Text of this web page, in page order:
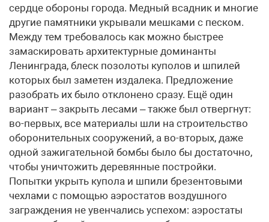
сердце обороны города. Медный всадник и многие
другие памятники укрывали мешками с песком.
Между тем требовалось как можно быстрее
замаскировать архитектурные доминанты
Ленинграда, блеск позолоты куполов и шпилей
которых был заметен издалека. Предложение
разобрать их было отклонено сразу. Ещё один
вариант – закрыть лесами – также был отвергнут:
во-первых, все материалы шли на строительство
оборонительных сооружений, а во-вторых, даже
одной зажигательной бомбы было бы достаточно,
чтобы уничтожить деревянные постройки.
Попытки укрыть купола и шпили брезентовыми
чехлами с помощью аэростатов воздушного
заграждения не увенчались успехом: аэростаты